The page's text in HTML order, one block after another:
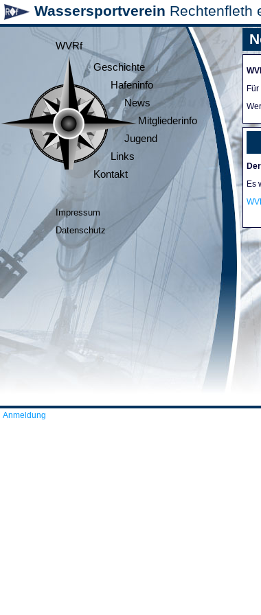
Wassersportverein Rechtenfleth
WVRf
Geschichte
Hafeninfo
News
Mitgliederinfo
Jugend
Links
Kontakt
Impressum
Datenschutz
Es
Anmeldung